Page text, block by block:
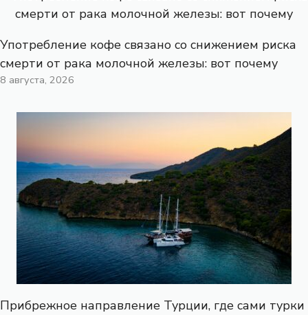
Употребление кофе связано со снижением риска
смерти от рака молочной железы: вот почему
8 августа, 2026
Прибрежное направление Турции, где сами турки